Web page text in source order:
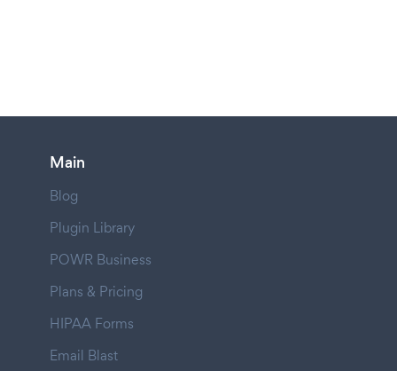
Main
Blog
Plugin Library
POWR Business
Plans & Pricing
HIPAA Forms
Email Blast